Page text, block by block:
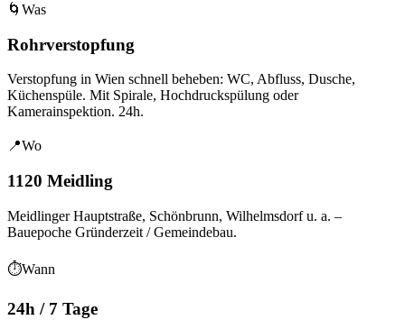
🌀 Was
Rohrverstopfung
Verstopfung in Wien schnell beheben: WC, Abfluss, Dusche,
Küchenspüle. Mit Spirale, Hochdruckspülung oder
Kamerainspektion. 24h.
📍Wo
1120 Meidling
Meidlinger Hauptstraße, Schönbrunn, Wilhelmsdorfu. a. –
Bauepoche Gründerzeit / Gemeindebau.
⏱Wann
24h / 7 Tage